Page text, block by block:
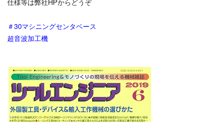
＃30マシニングセンタベース
超音波加工機